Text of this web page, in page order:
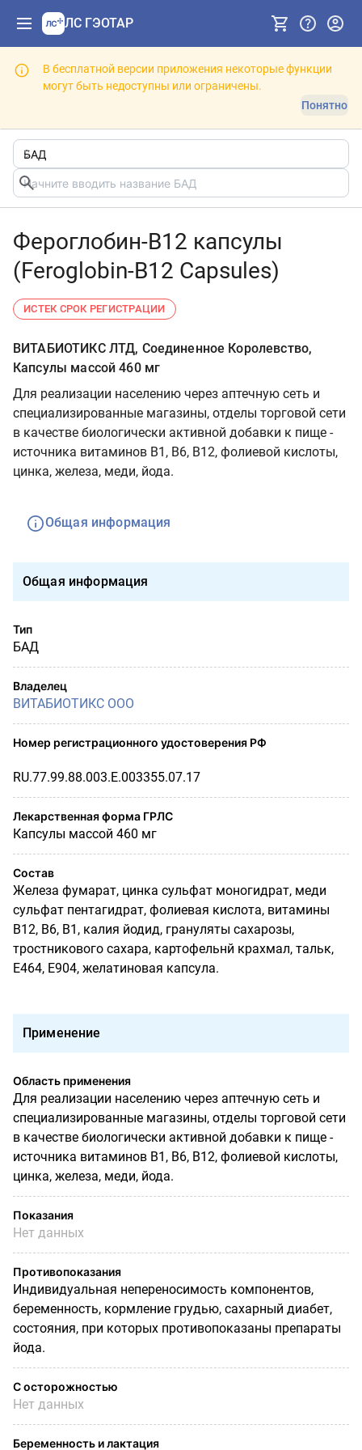
ЛС ГЭОТАР
В бесплатной версии приложения некоторые функции
могут быть недоступны или ограничены.
Понятно
Фероглобин-B12 капсулы
(Feroglobin-B12 Capsules)
ИСТЕК СРОК РЕГИСТРАЦИИ
ВИТАБИОТИКС ЛТД, Соединенное Королевство,
Капсулы массой 460 мг
Для реализации населению через аптечную сеть и
специализированные магазины, отделы торговой сети
в качестве биологически активной добавки к пище -
источника витаминов В1, В6, В12, фолиевой кислоты,
цинка, железа, меди, йода.
Общая информация
Общая информация
Тип
БАД
Владелец
ВИТАБИОТИКС ООО
Номер регистрационного удостоверения РФ
RU.77.99.88.003.Е.003355.07.17
Лекарственная форма ГРЛС
Капсулы массой 460 мг
Состав
Железа фумарат, цинка сульфат моногидрат, меди
сульфат пентагидрат, фолиевая кислота, витамины
В12, В6, В1, калия йодид, грануляты сахарозы,
тростникового сахара, картофельнй крахмал, тальк,
Е464, Е904, желатиновая капсула.
Применение
Область применения
Для реализации населению через аптечную сеть и
специализированные магазины, отделы торговой сети
в качестве биологически активной добавки к пище -
источника витаминов В1, В6, В12, фолиевой кислоты,
цинка, железа, меди, йода.
Показания
Нет данных
Противопоказания
Индивидуальная непереносимость компонентов,
беременность, кормление грудью, сахарный диабет,
состояния, при которых противопоказаны препараты
йода.
С осторожностью
Нет данных
Беременность и лактация